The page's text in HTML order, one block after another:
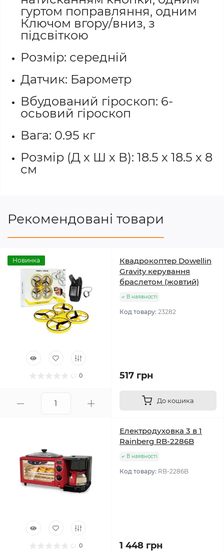
гуртом поправляння, одним
Ключом вгору/вниз, з
підсвіткою
Розмір: середній
Датчик: Барометр
Вбудований гіроскоп: 6-
осьовий гіроскоп
Вага: 0.95 кг
Розмір (Д х Ш х В): 18.5 х 18.5 х 8
см
Рекомендовані товари
Новинка
0
Квадрокоптер Dowellin
Gravity керування
браслетом (жовтий)
В наявності
Код товару: 23282
517 грн
До кошика
0
Електродуховка 3 в 1
Rainberg RB-2286B
В наявності
Код товару: RB-2286B
1 448 грн